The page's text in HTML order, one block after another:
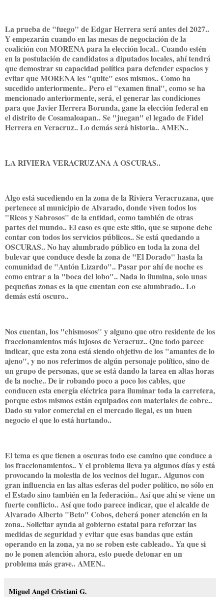
La prueba de "fuego" de Edgar Herrera será antes del 2027..
Y empezarán cuando en las mesas de negociación de la
coalición con MORENA para la elección local.. Cuando estén
en la postulación de candidatos a diputados locales, ahí tendrá
que demostrar su capacidad política para defender espacios y
evitar que MORENA les "quite" esos mismos.. Como ha
sucedido anteriormente.. Pero el "examen final", como se ha
mencionado anteriormente, será, el generar las condiciones
para que Javier Herrera Borunda, gane la elección federal en
el distrito de Cosamaloapan.. Se "juegan" el legado de Fidel
Herrera en Veracruz.. Lo demás será historia.. AMEN..
LA RIVIERA VERACRUZANA A OSCURAS..
Algo está sucediendo en la zona de la Riviera Veracruzana, que
pertenece al municipio de Alvarado, donde viven todos los
"Ricos y Sabrosos" de la entidad, como también de otras
partes del mundo.. El caso es que este sitio, que se supone debe
contar con todos los servicios públicos.. Se está quedando a
OSCURAS.. No hay alumbrado público en toda la zona del
bulevar que conduce desde la zona de "El Dorado" hasta la
comunidad de "Antón Lizardo".. Pasar por ahí de noche es
como entrar a la "boca del lobo".. Nada lo ilumina, solo unas
pequeñas zonas es la que cuentan con ese alumbrado.. Lo
demás está oscuro..
Nos cuentan, los "chismosos" y alguno que otro residente de los
fraccionamientos más lujosos de Veracruz.. Que todo parece
indicar, que esta zona está siendo objetivo de los "amantes de lo
ajeno", y no nos referimos de algún personaje político, sino de
un grupo de personas, que se está dando la tarea en altas horas
de la noche.. De ir robando poco a poco los cables, que
conducen esta energía eléctrica para iluminar toda la carretera,
porque estos mismos están equipados con materiales de cobre..
Dado su valor comercial en el mercado ilegal, es un buen
negocio el que lo está hurtando..
El tema es que tienen a oscuras todo ese camino que conduce a
los fraccionamientos.. Y el problema lleva ya algunos días y está
provocando la molestia de los vecinos del lugar.. Algunos con
gran influencia en las altas esferas del poder político, no sólo en
el Estado sino también en la federación.. Así que ahí se viene un
fuerte conflicto.. Así que todo parece indicar, que el alcalde de
Alvarado Alberto "Beto" Cobos, deberá poner atención en la
zona.. Solicitar ayuda al gobierno estatal para reforzar las
medidas de seguridad y evitar que esas bandas que están
operando en la zona, ya no se roben este cableado.. Ya que si
no le ponen atención ahora, esto puede detonar en un
problema más grave.. AMEN..
Miguel Angel Cristiani G.